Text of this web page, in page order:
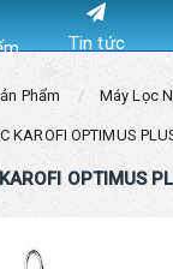
Tin tức
Phẩm Máy Lọc
KAROFI OPTIMUS
OPTIMUS